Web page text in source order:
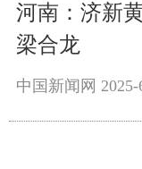
河南：济新
梁合龙
中国新闻网